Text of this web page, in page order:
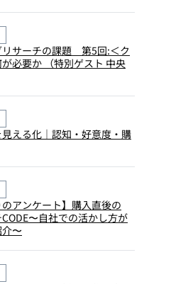
リサーチの課題 第5回:＜ク
必要か （特別ゲスト 中央
える化｜認知・好意度・購
アンケート】購入直後の
〜自社での活かし方が
〜